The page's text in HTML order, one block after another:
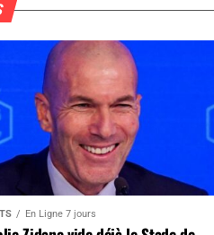
En Ligne 7 jours